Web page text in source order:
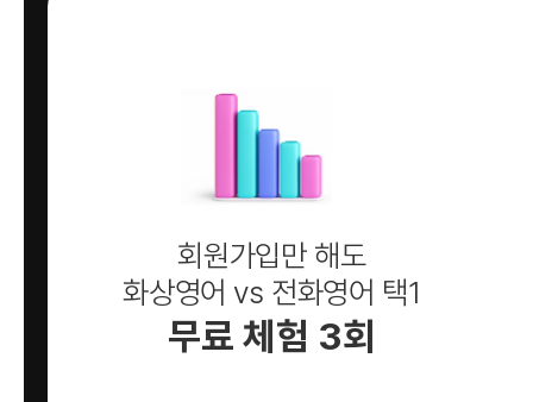
회원가입만 해도
화상영어 vs 전화영어 택1
무료 체험 3회